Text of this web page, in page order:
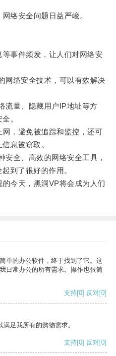
安全问题日益严峻。
事件频发，让人们对网络安
络安全技术，可以有效解决
量、隐藏用户IP地址等方
。
，避免被追踪和监控，还可
息被窃取。
全、高效的网络安全工具，
到了很好的作用。
今天，黑洞VP将会成为人们
单的办公软件，终于找到了它。这
日常办公的所有需求。操作也很简
支持[0] 反对[0]
足我所有的购物需求。
支持[0] 反对[0]